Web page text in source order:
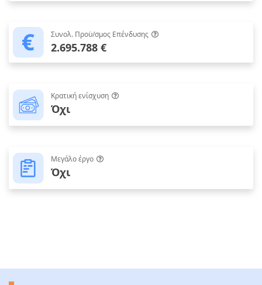
Συνολ. Προϋ/σμος Επένδυσης
2.695.788 €
Κρατική ενίσχυση
Όχι
Μεγάλο έργο
Όχι